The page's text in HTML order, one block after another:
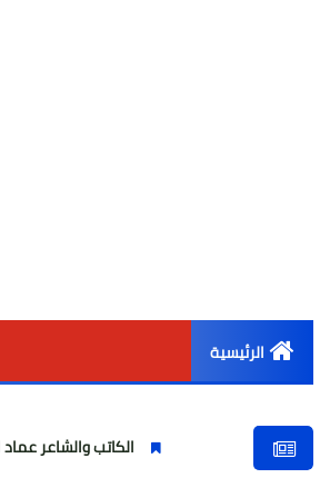
الرئيسية
أخبار مصرالكاتب والشاعر عماد الدين